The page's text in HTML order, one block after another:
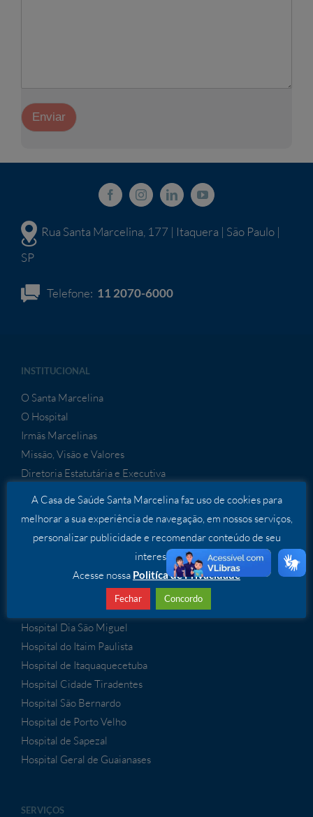
Enviar
Rua Santa Marcelina, 177 | Itaquera | São Paulo |
SP
Telefone: 11 2070-6000
INSTITUCIONAL
O Santa Marcelina
O Hospital
Irmãs Marcelinas
Missão, Visão e Valores
Diretoria Estatutária e Executiva
APS Santa Marcelina
Hospital Dia Itaim Paulista
Hospital Dia São Miguel
Hospital do Itaim Paulista
Hospital de Itaquaquecetuba
Hospital Cidade Tiradentes
Hospital São Bernardo
Hospital de Porto Velho
Hospital de Sapezal
Hospital Geral de Guaianases
SERVIÇOS
A Casa de Saúde Santa Marcelina faz uso de cookies para
melhorar a sua experiência de navegação, em nossos serviços,
personalizar publicidade e recomendar conteúdo de seu
interesse.
Acesse nossa Politíca de Privacidade
Fechar Concordo